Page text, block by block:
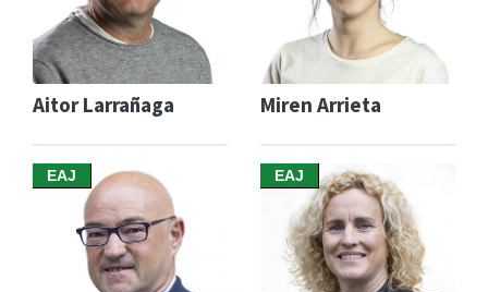
Aitor Larrañaga Miren Arrieta
EAJ EAJ